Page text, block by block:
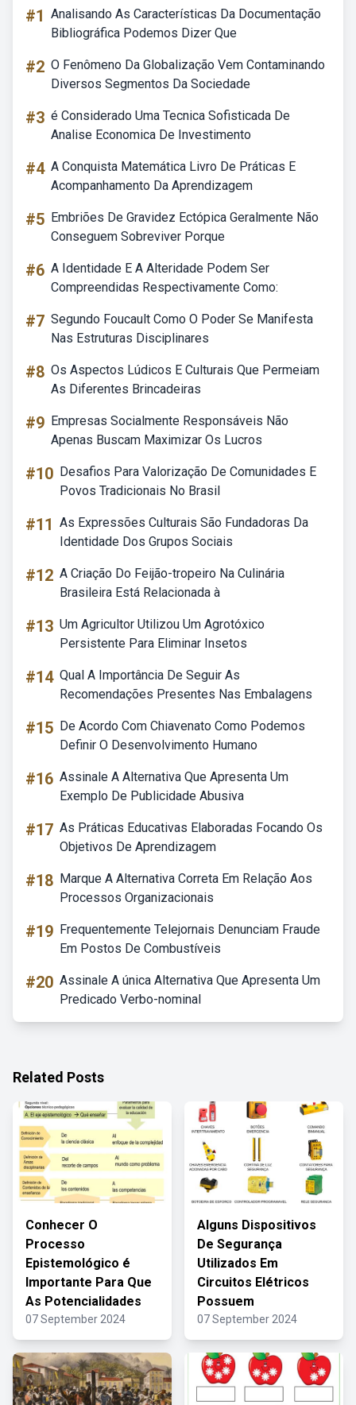
#1 Analisando As Características Da Documentação
Bibliográfica Podemos Dizer Que
#2 O Fenômeno Da Globalização Vem Contaminando
Diversos Segmentos Da Sociedade
#3 é Considerado Uma Tecnica Sofisticada De
Analise Economica De Investimento
#4 A Conquista Matemática Livro De Práticas E
Acompanhamento Da Aprendizagem
#5 Embriões De Gravidez Ectópica Geralmente Não
Conseguem Sobreviver Porque
#6 A Identidade E A Alteridade Podem Ser
Compreendidas Respectivamente Como:
#7 Segundo Foucault Como O Poder Se Manifesta
Nas Estruturas Disciplinares
#8 Os Aspectos Lúdicos E Culturais Que Permeiam
As Diferentes Brincadeiras
#9 Empresas Socialmente Responsáveis Não
Apenas Buscam Maximizar Os Lucros
#10 Desafios Para Valorização De Comunidades E
Povos Tradicionais No Brasil
#11 As Expressões Culturais São Fundadoras Da
Identidade Dos Grupos Sociais
#12 A Criação Do Feijão-tropeiro Na Culinária
Brasileira Está Relacionada à
#13 Um Agricultor Utilizou Um Agrotóxico
Persistente Para Eliminar Insetos
#14 Qual A Importância De Seguir As
Recomendações Presentes Nas Embalagens
#15 De Acordo Com Chiavenato Como Podemos
Definir O Desenvolvimento Humano
#16 Assinale A Alternativa Que Apresenta Um
Exemplo De Publicidade Abusiva
#17 As Práticas Educativas Elaboradas Focando Os
Objetivos De Aprendizagem
#18 Marque A Alternativa Correta Em Relação Aos
Processos Organizacionais
#19 Frequentemente Telejornais Denunciam Fraude
Em Postos De Combustíveis
#20 Assinale A única Alternativa Que Apresenta Um
Predicado Verbo-nominal
Related Posts
Conhecer O
Processo
Epistemológico é
Importante Para Que
As Potencialidades
07 September 2024
Alguns Dispositivos
De Segurança
Utilizados Em
Circuitos Elétricos
Possuem
07 September 2024